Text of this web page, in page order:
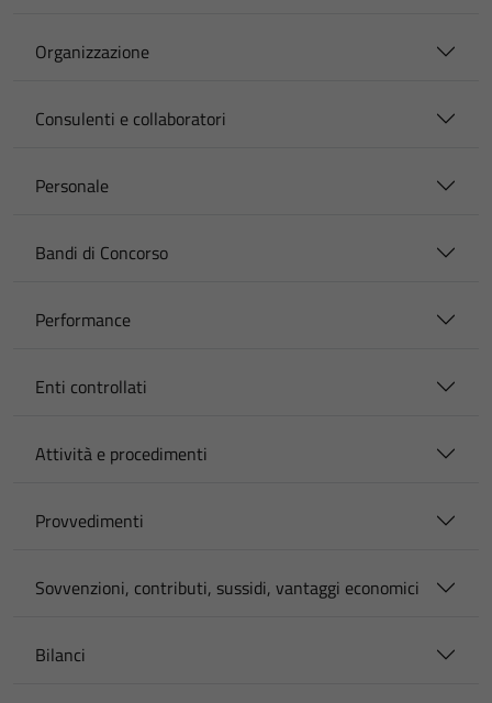
Organizzazione
Consulenti e collaboratori
Personale
Bandi di Concorso
Performance
Enti controllati
Attività e procedimenti
Provvedimenti
Sovvenzioni, contributi, sussidi, vantaggi economici
Bilanci